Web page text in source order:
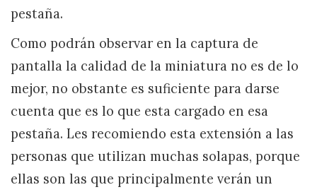
pestaña.
Como podrán observar en la captura de
pantalla la calidad de la miniatura no es de lo
mejor, no obstante es suficiente para darse
cuenta que es lo que esta cargado en esa
pestaña. Les recomiendo esta extensión a las
personas que utilizan muchas solapas, porque
ellas son las que principalmente verán un